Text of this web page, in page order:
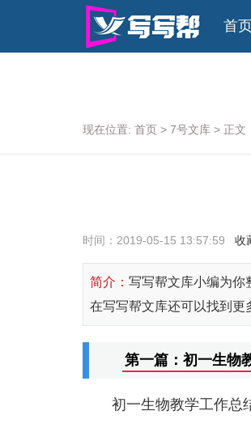
首页
现在位置: 首页 > 7号文库 > 正文
时间：2019-05-15 13:57:59 收
简介： 写写帮文库小编为你
在写写帮文库还可以找到更
第一篇：初一生物
初一生物教学工作总